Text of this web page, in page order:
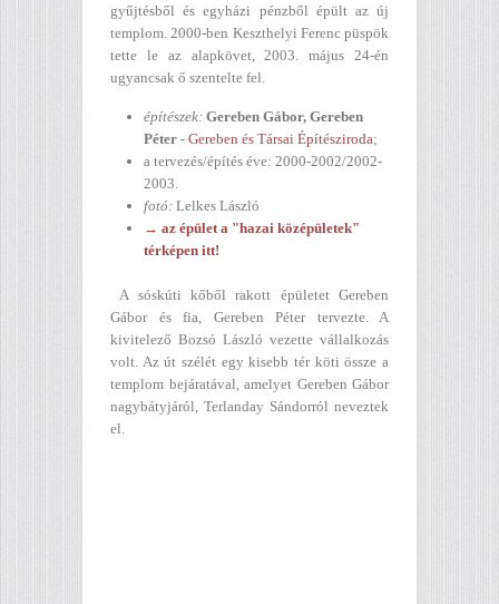
gyűjtésből és egyházi pénzből épült az új
templom. 2000-ben Keszthelyi Ferenc püspök
tette le az alapkövet, 2003. május 24-én
ugyancsak ő szentelte fel.
építészek: Gereben Gábor, Gereben
Péter - Gereben és Társai Építésziroda;
a tervezés/építés éve: 2000-2002/2002-
2003.
fotó: Lelkes László
→ az épület a "hazai középületek"
térképen itt!
A sóskúti kőből rakott épületet Gereben
Gábor és fia, Gereben Péter tervezte. A
kivitelező Bozsó László vezette vállalkozás
volt. Az út szélét egy kisebb tér köti össze a
templom bejáratával, amelyet Gereben Gábor
nagybátyjáról, Terlanday Sándorról neveztek
el.